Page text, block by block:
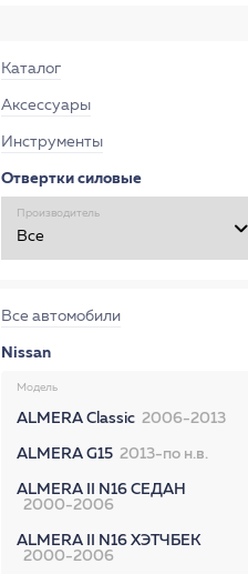
Каталог
Аксессуары
Инструменты
Отвертки силовые
Производитель
Все автомобили
Nissan
Модель
ALMERA Classic 2006-2013
ALMERA G15 2013-по н.в.
ALMERA II N16 СЕДАН
2000-2006
ALMERA II N16 ХЭТЧБЕК
2000-2006